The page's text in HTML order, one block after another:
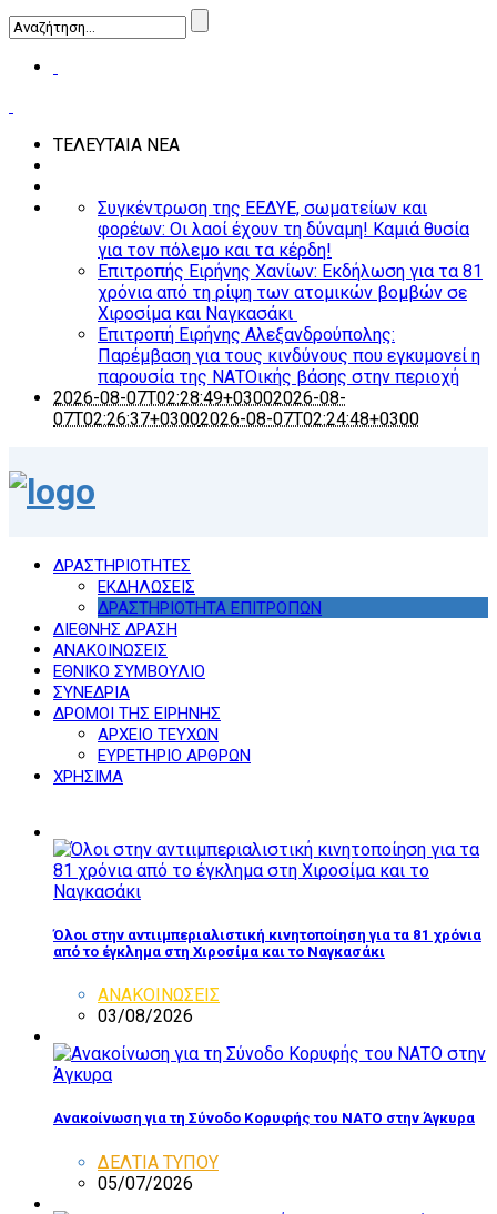
ΤΕΛΕΥΤΑΙΑ ΝΕΑ
Συγκέντρωση της ΕΕΔΥΕ, σωματείων και
φορέων: Οι λαοί έχουν τη δύναμη! Καμιά θυσία
για τον πόλεμο και τα κέρδη!
Επιτροπής Ειρήνης Χανίων: Εκδήλωση για τα 81
χρόνια από τη ρίψη των ατομικών βομβών σε
Χιροσίμα και Ναγκασάκι
Επιτροπή Ειρήνης Αλεξανδρούπολης:
Παρέμβαση για τους κινδύνους που εγκυμονεί η
παρουσία της ΝΑΤΟικής βάσης στην περιοχή
2026-08-07T02:28:49+03002026-08-
07T02:26:37+03002026-08-07T02:24:48+0300
ΔΡΑΣΤΗΡΙΟΤΗΤΕΣ
ΕΚΔΗΛΩΣΕΙΣ
ΔΡΑΣΤΗΡΙΟΤΗΤΑ ΕΠΙΤΡΟΠΩΝ
ΔΙΕΘΝΗΣ ΔΡΑΣΗ
ΑΝΑΚΟΙΝΩΣΕΙΣ
ΕΘΝΙΚΟ ΣΥΜΒΟΥΛΙΟ
ΣΥΝΕΔΡΙΑ
ΔΡΟΜΟΙ ΤΗΣ ΕΙΡΗΝΗΣ
ΑΡΧΕΙΟ ΤΕΥΧΩΝ
ΕΥΡΕΤΗΡΙΟ ΑΡΘΡΩΝ
ΧΡΗΣΙΜΑ
Όλοι στην αντιιμπεριαλιστική κινητοποίηση για τα 81 χρόνια
από το έγκλημα στη Χιροσίμα και το Ναγκασάκι
ΑΝΑΚΟΙΝΩΣΕΙΣ
03/08/2026
Ανακοίνωση για τη Σύνοδο Κορυφής του ΝΑΤΟ στην Άγκυρα
ΔΕΛΤΙΑ ΤΥΠΟΥ
05/07/2026